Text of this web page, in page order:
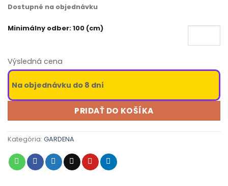
Dostupné na objednávku
Minimálny odber: 100 (cm)
Výsledná cena
Na objednávku do 8 dní
PRIDAŤ DO KOŠÍKA
Kategória: GARDENA